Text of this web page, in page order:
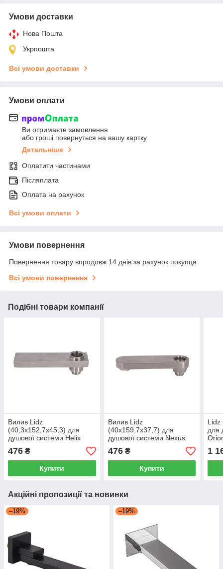
Умови доставки
Нова Пошта
Укрпошта
Всі умови доставки
Умови оплати
Ви отримаєте замовлення
або гроші повернуться на вашу картку
Детальніше
Оплатити частинами
Післяплата
Оплата на рахунок
Всі умови оплати
Умови повернення
Повернення товару впродовж 14 днів за рахунок покупця
Всі умови повернення
Подібні товари компанії
Вилив Lidz
(40,3x152,7x45,3) для
душової системи Helix
1030
LDHEL403152745351164
476 ₴
Купити
Вилив Lidz
(40x159,7x37,7) для
душової системи Nexus
1030
LDNEX40159737751166
476₴
Купити
Lidz
для
1
Акційні пропозиції та новинки
–19% –19%